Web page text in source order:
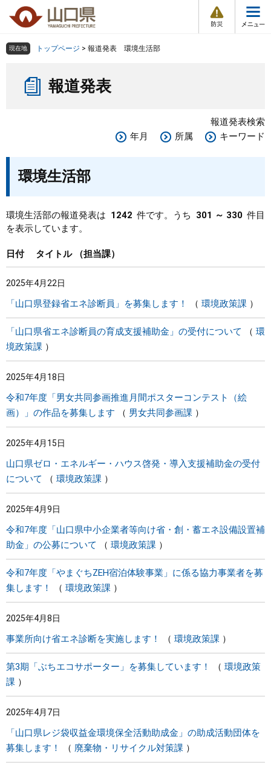
の
ー
メ
組織で探す
Other Languages
くらし・環境
教育・文化・スポーツ
しごと・産業・観光
県政情報
現在地 トップページ > 報道発表 環境生活部
報道発表
報道発表検索
年月
所属 キーワード
環境生活部
環境生活部の報道発表は 1242 件です。うち 301 ～ 330 件目
を表示しています。
日付 タイトル 担当課
2025年4月22日
「山口県登録省エネ診断員」を募集します！ 環境政策課
「山口県省エネ診断員の育成支援補助金」の受付について
環
境政策課
2025年4月18日
令和7年度「男女共同参画推進月間ポスターコンテスト（絵
画）」の作品を募集します
男女共同参画課
2025年4月15日
山口県ゼロ・エネルギー・ハウス啓発・導入支援補助金の受付
について
環境政策課
2025年4月9日
令和7年度「山口県中小企業者等向け省・創・蓄エネ設備設置補
助金」の公募について
環境政策課
令和7年度「やまぐちZEH宿泊体験事業」に係る協力事業者を募
集します！
環境政策課
2025年4月8日
事業所向け省エネ診断を実施します！ 環境政策課
第3期「ぶちエコサポーター」を募集しています！
環境政策
課
2025年4月7日
「山口県レジ袋収益金環境保全活動助成金」の助成活動団体を
募集します！
廃棄物・リサイクル対策課